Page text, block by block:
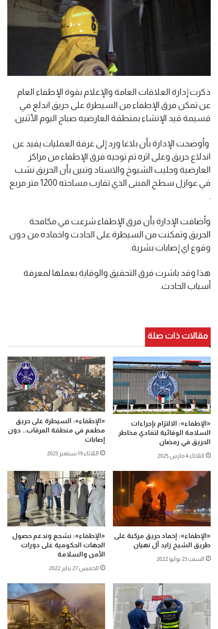
ذكرت إدارة العلاقات العامة والإعلام بقوة الإطفاء العام
عن تمكن فرق الإطفاء من السيطرة على حريق اندلع في
قسيمة قيد الإنشاء بمنطقة العارضيه صباح اليوم الأثنين.
وأوضحت الإدارة بأن بلاغا ورد إلى غرفة العمليات يفيد عن
اندلاع حريق وعلى اثره تم توجيه ‏فرق الإطفاء من مراكز
العارضية وجليب الشيوخ والاسناد وتبين بأن الحريق نشب
في عوازل سطح المبنى الذي تقارب مساحته 1200 متر مربع
.
وأضافت الإدارة بأن فرق الإطفاء شرعت في مكافحة
الحريق وتمكنت من السيطرة على الحادث واخماده من دون
وقوع اي إصابات بشرية.
هذا وقد باشرت فرق التحقيق والوقاية بعملها لمعرفة
أسباب الحادث.
مقالات ذات صلة
«الإطفاء»: الالتزام بإجراءات
السلامة الوقائية لتفادي مخاطر
الحريق في رمضان
الثلاثاء 4 مارس 2025
«الإطفاء»: السيطرة على حريق
مطعم في منطقة المرقاب.. دون
إصابات
الثلاثاء 19 سبتمبر 2023
«الإطفاء»: إخماد حريق مركبة على
طريق الشيخ زايد آل نهيان
السبت 23 يوليو 2022
«الإطفاء»: نشجع وندعم حصول
الجهات الحكومية على دورات
الأمن والسلامة
الخميس 27 يناير 2022